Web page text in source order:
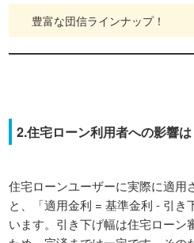
豊富な団信ラインナップ！
2.住宅ローン利用者への影響
住宅ローンユーザーに実際に適用
と、「適用金利 = 基準金利 - 引き
います。引き下げ幅は住宅ローン